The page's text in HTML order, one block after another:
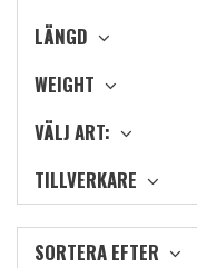
LÄNGD
WEIGHT
VÄLJ ART:
TILLVERKARE
SORTERA EFTER